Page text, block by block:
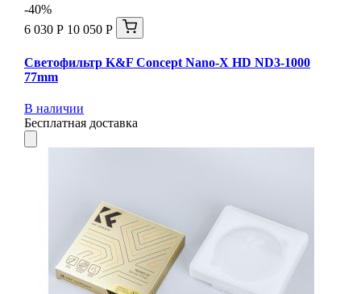
-40%
6 030 Р 10 050 Р
Светофильтр K&F Concept Nano-X HD ND3-1000
77mm
В наличии
Бесплатная доставка